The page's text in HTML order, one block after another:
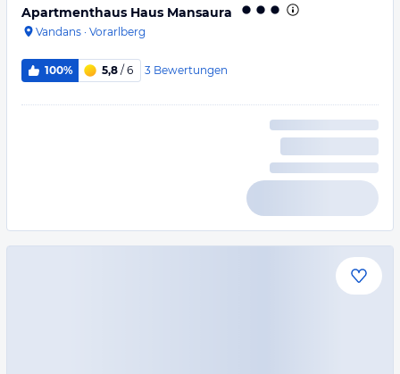
Apartmenthaus Haus Mansaura
Vandans · Vorarlberg
100% 5,8 / 6 3 Bewertungen